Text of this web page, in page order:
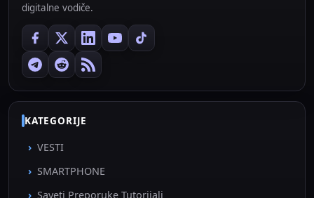
digitalne vodiče.
KATEGORIJE
VESTI
SMARTPHONE
Saveti Preporuke Tutorijali